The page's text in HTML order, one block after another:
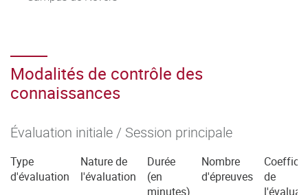
Modalités de contrôle des
connaissances
Évaluation initiale / Session principale
Type
d'évaluation
Nature de
l'évaluation
Durée
(en
minutes)
Nombre
d'épreuves
de